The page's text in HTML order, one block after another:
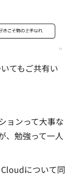
てもご共有い
ョンって大事な
、勉強って一人
について同